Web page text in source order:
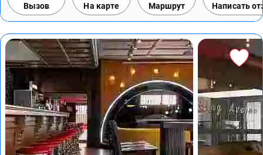
Вызов На карте Маршрут Написать